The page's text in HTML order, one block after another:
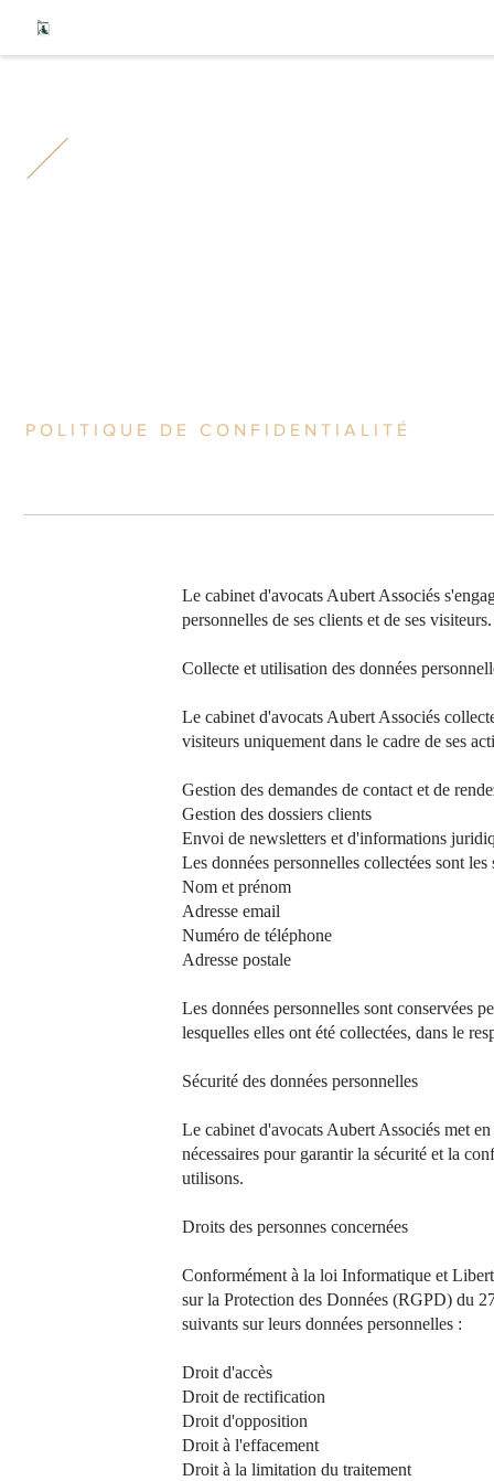
POLITIQUE DE CONFIDENTIALITÉ
Le cabinet d'avocats Aubert Associés
personnelles de ses clients et de ses visiteurs.
Collecte et utilisation des données
Le cabinet d'avocats Aubert Associés
visiteurs uniquement dans le cadre de ses
Gestion des demandes de contact et de
Gestion des dossiers clients
Envoi de newsletters et d'informations
Les données personnelles collectées sont les
Nom et prénom
Adresse email
Numéro de téléphone
Adresse postale
Les données personnelles sont conservées
lesquelles elles ont été collectées, dans le
Sécurité des données personnelles
Le cabinet d'avocats Aubert Associés met
nécessaires pour garantir la sécurité et la
utilisons.
Droits des personnes concernées
Conformément à la loi Informatique et
sur la Protection des Données (RGPD) du
suivants sur leurs données personnelles :
Droit d'accès
Droit de rectification
Droit d'opposition
Droit à l'effacement
Droit à la limitation du traitement